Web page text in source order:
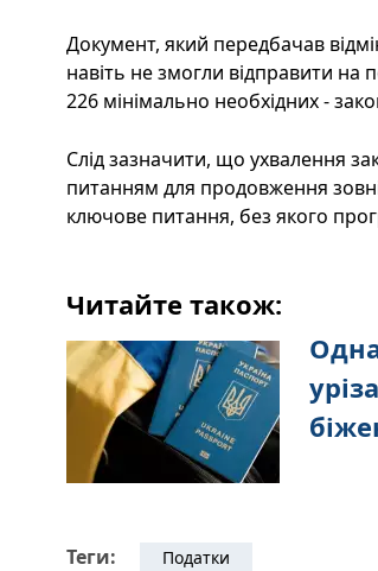
Документ, який передбачав
навіть не змогли відправити на
226 мінімально необхідних -
Слід зазначити, що ухвалення
питанням для продовження
ключове питання, без якого
Читайте також:
Теги: Податки